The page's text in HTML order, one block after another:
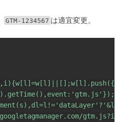
GTM-1234567 は適宜変更。